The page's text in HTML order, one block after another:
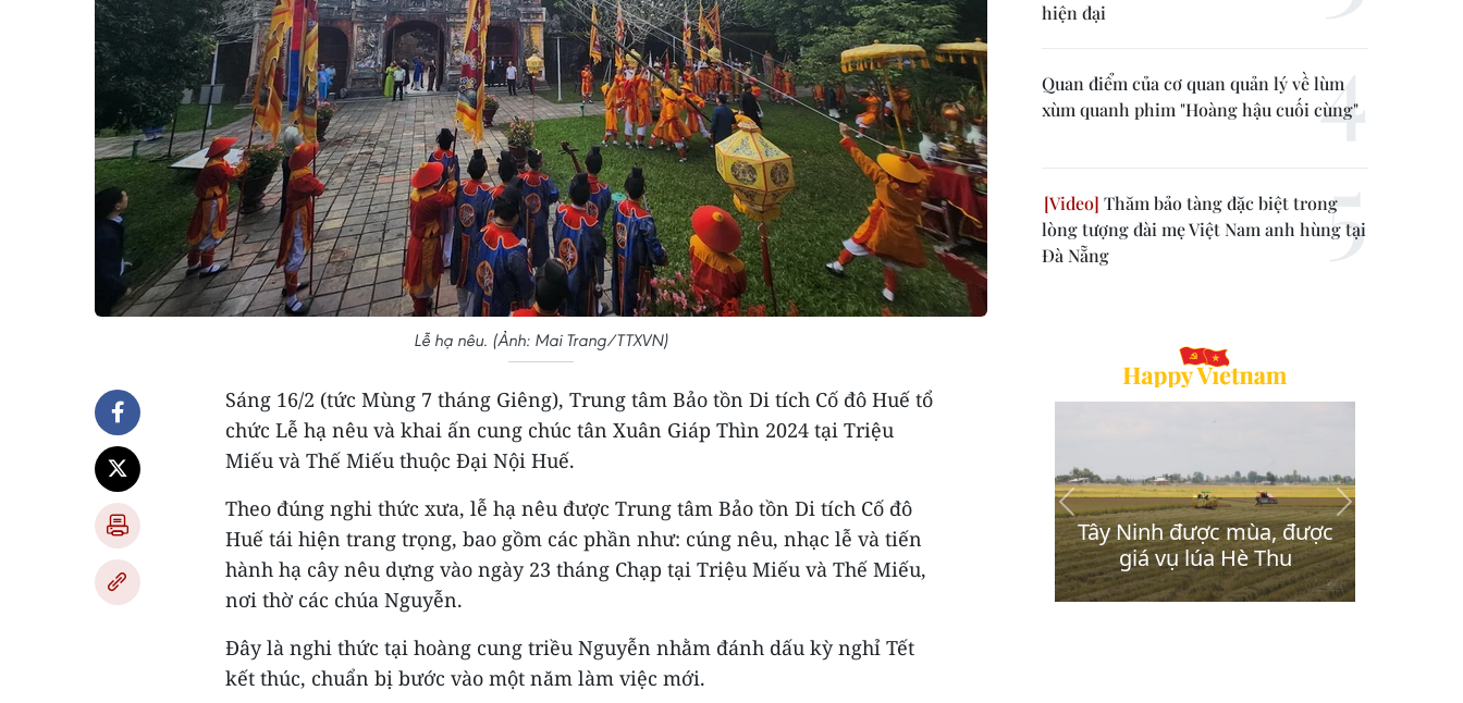
Lễ hạ nêu. (Ảnh: Mai Trang/TTXVN)
Sáng 16/2 (tức Mùng 7 tháng Giêng), Trung tâm Bảo tồn Di tích Cố đô Huế tổ
chức Lễ hạ nêu và khai ấn cung chúc tân Xuân Giáp Thìn 2024 tại Triệu
Miếu và Thế Miếu thuộc Đại Nội Huế.
Theo đúng nghi thức xưa, lễ hạ nêu được Trung tâm Bảo tồn Di tích Cố đô
Huế tái hiện trang trọng, bao gồm các phần như: cúng nêu, nhạc lễ và tiến
hành hạ cây nêu dựng vào ngày 23 tháng Chạp tại Triệu Miếu và Thế Miếu,
nơi thờ các chúa Nguyễn.
Đây là nghi thức tại hoàng cung triều Nguyễn nhằm đánh dấu kỳ nghỉ Tết
kết thúc, chuẩn bị bước vào một năm làm việc mới.
hiện đại
Quan điểm của cơ quan quản lý về lùm
xùm quanh phim "Hoàng hậu cuối cùng"
Thăm bảo tàng đặc biệt trong
lòng tượng đài mẹ Việt Nam anh hùng tại
Đà Nẵng